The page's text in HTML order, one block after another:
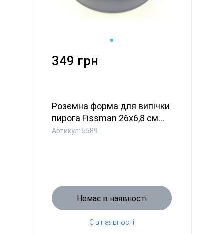
349 грн
Розємна форма для випічки
пирога Fissman 26x6,8 см...
Артикул: 5589
Немає в наявності
Є в наявності